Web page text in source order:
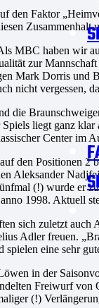
den Faktor
Zusammenhalt
MBC haben wir
zur
Mark Dorris und
nicht vergessen,
die
liegt ganz
Center im
den Positionen
Aleksander
(!) wurde er
1998. Aktuell
sich zuletzt
Adler freuen.
spielen eine sehr
in der
Freiwurf
(!)